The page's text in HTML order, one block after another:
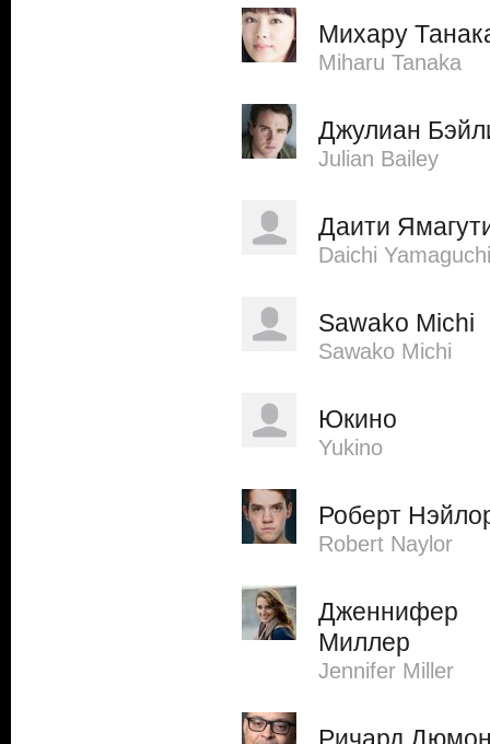
Михару
Miharu Tanaka
Джулиан
Julian Bailey
Даити
Daichi Yamaguchi
Sawako Michi
Sawako Michi
Юкино
Yukino
Роберт
Robert Naylor
Дженнифер
Миллер
Jennifer Miller